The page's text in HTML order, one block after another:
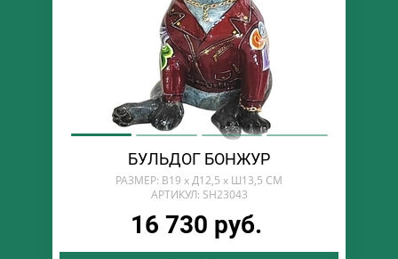
БУЛЬДОГ БОНЖУР
РАЗМЕР: В19 х Д12,5 х Ш13,5 СМ
АРТИКУЛ: SH23043
16 730 руб.